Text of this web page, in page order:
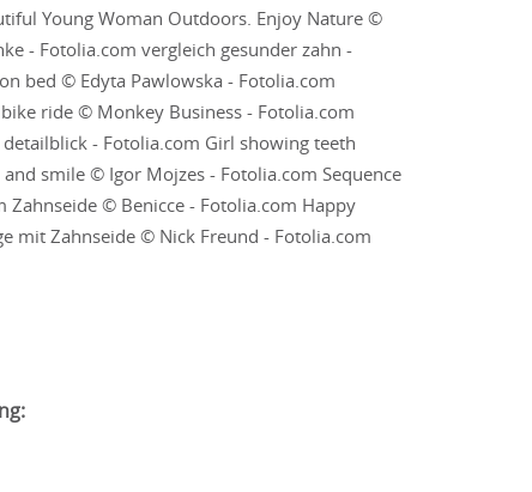
Young Woman Outdoors. Enjoy Nature ©
- Fotolia.com vergleich gesunder zahn -
bed © Edyta Pawlowska - Fotolia.com
ride © Monkey Business - Fotolia.com
- Fotolia.com Girl showing teeth
smile © Igor Mojzes - Fotolia.com Sequence
© Benicce - Fotolia.com Happy
mit Zahnseide © Nick Freund - Fotolia.com